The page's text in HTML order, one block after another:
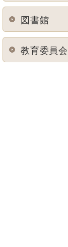
図書館
教育委員会